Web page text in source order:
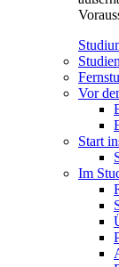
Vor
Start
Im